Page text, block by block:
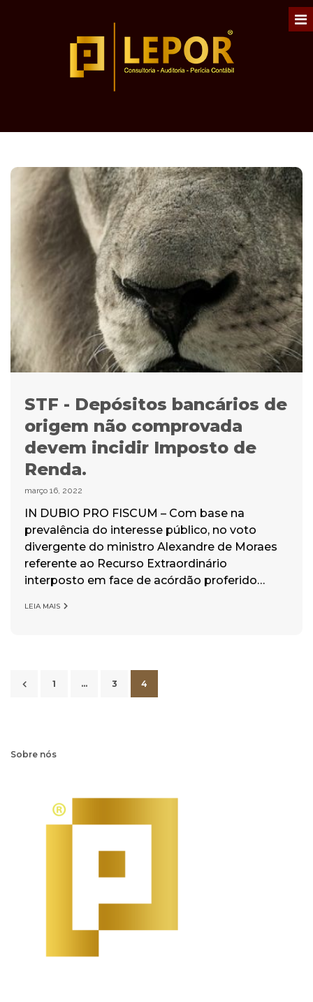
STF - Depósitos bancários de
origem não comprovada
devem incidir Imposto de
Renda.
março 16, 2022
IN DUBIO PRO FISCUM – Com base na
prevalência do interesse público, no voto
divergente do ministro Alexandre de Moraes
referente ao Recurso Extraordinário
interposto em face de acórdão proferido…
LEIA MAIS
1 … 3 4
Sobre nós